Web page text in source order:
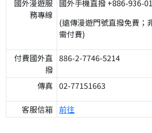
國外漫遊服
務專線
國外手機直撥 +886-936-
(遠傳漫遊門號直撥免費；
需付費)
付費國外直
撥
886-2-7746-5214
傳真 02-77151663
客服信箱 前往